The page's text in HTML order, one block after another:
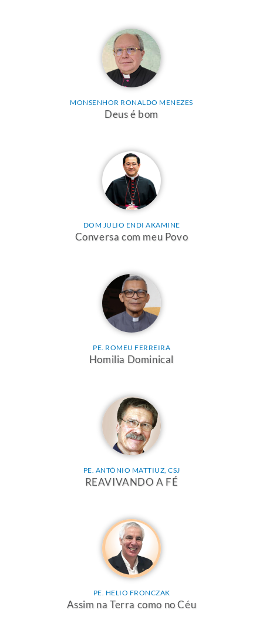
MONSENHOR RONALDO MENEZES
Deus é bom
DOM JULIO ENDI AKAMINE
Conversa com meu Povo
PE. ROMEU FERREIRA
Homilia Dominical
PE. ANTÔNIO MATTIUZ, CSJ
REAVIVANDO A FÉ
PE. HELIO FRONCZAK
Assim na Terra como no Céu